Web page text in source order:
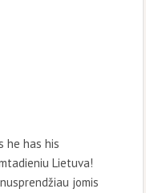
he has his
Lietuva!
jomis